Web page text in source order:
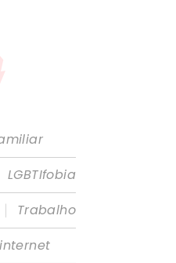
LGBTIfobia
|
Trabalho